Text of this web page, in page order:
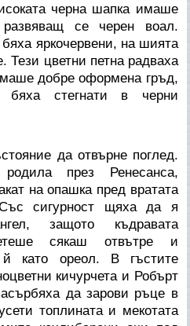
черна шапка имаше
се черен воал.
яркочервени, на шията
Тези цветни петна радваха
добре оформена гръд,
бяха стегнати в черни
да отвърне поглед.
през Ренесанса,
на опашка пред вратата
сигурност щяха да я
защото къдравата
сякаш отвътре и
й като ореол. В гъстите
кичурчета и Робърт
да зарови ръце в
топлината и мекотата